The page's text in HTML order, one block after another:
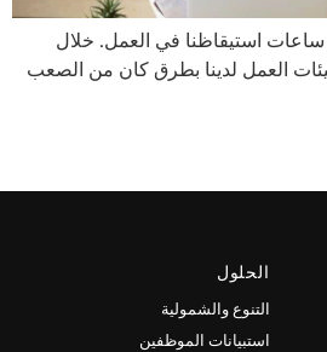
ساعات استيقاظنا في العمل. خلال
العمل لدينا بطرق كان من الصعب
الحلول
التنوع والشمولية
استبيانات الموظفين